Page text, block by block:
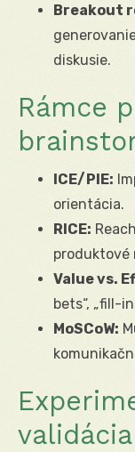
Breakout
diskusie.
Rámce
ICE/PIE:
orientácia.
RICE:
produktové
Value vs.
bets“, „fill-
MoSCoW: